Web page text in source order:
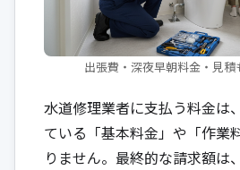
出張費・深夜早朝料金・見積
水道修理業者に支払う料金は
ている「基本料金」や「作業
りません。最終的な請求額は